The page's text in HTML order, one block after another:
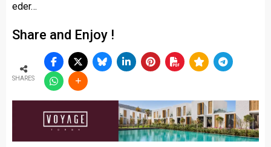
eder…
Share and Enjoy !
SHARES